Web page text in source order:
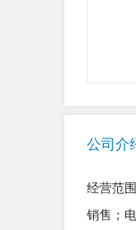
公司介
经营范
销售；